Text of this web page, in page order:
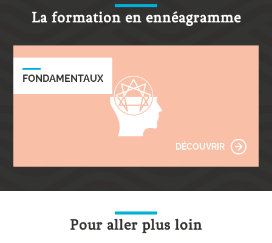
La formation en ennéagramme
FONDAMENTAUX
DÉCOUVRIR
Pour aller plus loin